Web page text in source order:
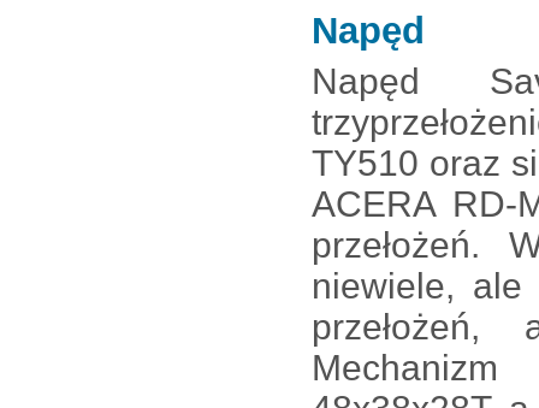
Napęd
Napęd
TY510 oraz
ACERA RD-
przełożeń.
niewiele,